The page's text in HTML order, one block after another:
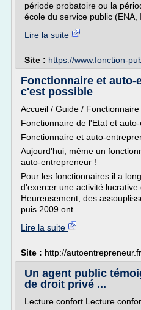
période probatoire ou la
école du service public (ENA,
Lire la suite
Site : https://www.fonction-
Fonctionnaire et auto-
c'est possible
Accueil / Guide /
Fonctionnaire de l'Etat et
Fonctionnaire et auto-
Aujourd'hui, même un
auto-entrepreneur !
Pour les fonctionnaires il a
d'exercer une activité lucrative
Heureusement, des
puis 2009 ont...
Lire la suite
Site : http://autoentrepreneur.fr
Un agent public
de droit privé ...
Lecture confort Lecture